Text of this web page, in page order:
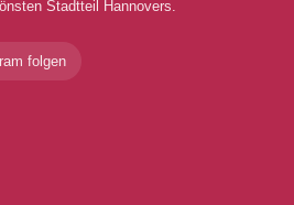
Stadtteil Hannovers.
folgen